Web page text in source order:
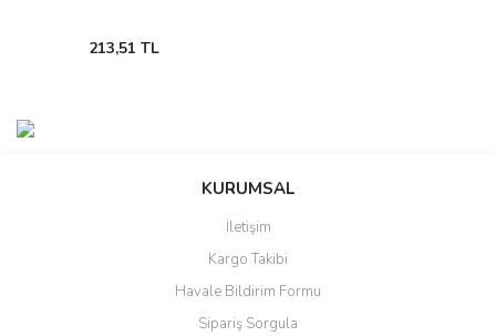
213,51 TL
KURUMSAL
İletişim
Kargo Takibi
Havale Bildirim Formu
Sipariş Sorgula